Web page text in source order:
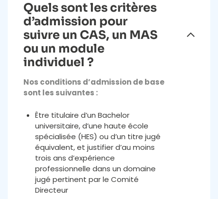
Quels sont les critères
d’admission pour
suivre un CAS, un MAS
ou un module
individuel ?
Nos conditions d’admission de base
sont les suivantes :
Être titulaire d’un Bachelor
universitaire, d’une haute école
spécialisée (HES) ou d’un titre jugé
équivalent, et justifier d’au moins
trois ans d’expérience
professionnelle dans un domaine
jugé pertinent par le Comité
Directeur